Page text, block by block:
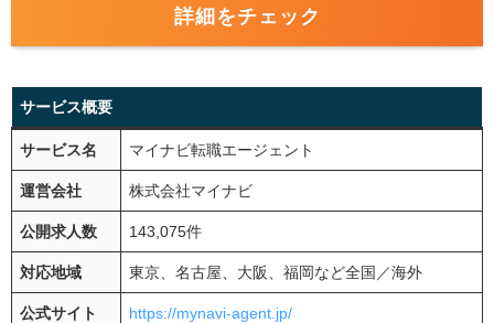
詳細をチェック
サービス概要
サービス名 マイナビ転職エージェント
運営会社 株式会社マイナビ
公開求人数 143,075件
対応地域 東京、名古屋、大阪、福岡など全国／海外
公式サイト https://mynavi-agent.jp/